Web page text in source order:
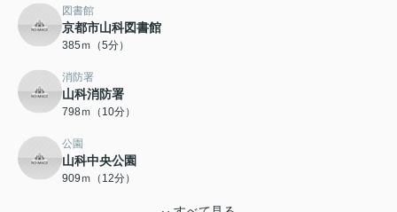
図書館
京都市山科図書館
385ｍ（5分）
消防署
山科消防署
798ｍ（10分）
公園
山科中央公園
909ｍ（12分）